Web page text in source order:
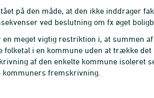
på den måde, at den ikke inddrager
ved beslutning om fx øget
meget vigtig restriktion i, at summen
i en kommune uden at trække
af den enkelte kommune isoleret
fremskrivning.